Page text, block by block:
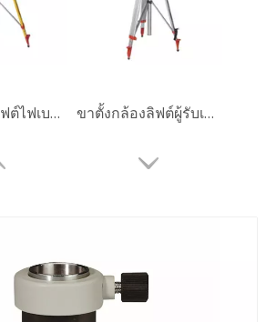
ขาตั้งกล้องลิฟต์ไฟเบอร์กลาส (3.6ม.) ขาตั้งกล้องลิฟต์ผู้รับเหมา (3.6m)